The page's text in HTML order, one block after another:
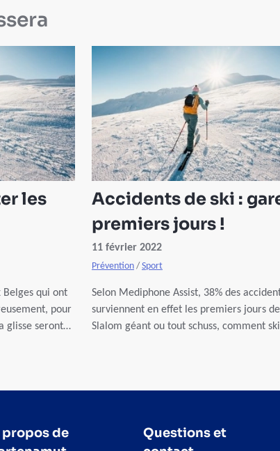
les
qui ont
pour
glisse seront
Accidents de ski :
premiers jours !
11 février 2022
Prévention / Sport
Selon Mediphone Assist, 38% des
surviennent en effet les premiers jours
Slalom géant ou tout schuss, comment
propos de
Questions et